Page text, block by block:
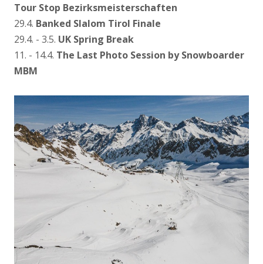
Tour Stop Bezirksmeisterschaften
29.4. Banked Slalom Tirol Finale
29.4. - 3.5. UK Spring Break
11. - 14.4. The Last Photo Session by Snowboarder
MBM